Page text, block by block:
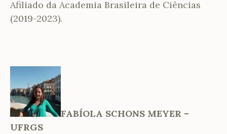
Afiliado da Academia Brasileira de Ciências
(2019-2023).
FABÍOLA SCHONS MEYER –
UFRGS